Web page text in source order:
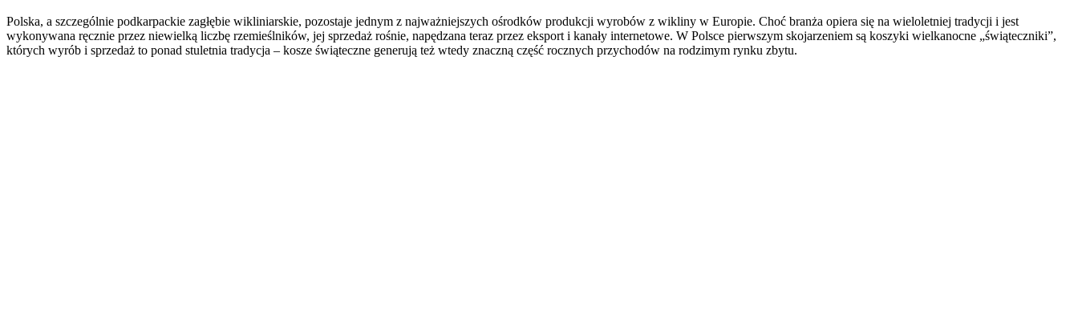
Polska, a szczególnie podkarpackie zagłębie wikliniarskie, pozostaje jednym z najważniejszych ośrodków produkcji wyrobów z wikliny w Europie. Choć branża opiera się na wieloletniej tradycji i jest
wykonywana ręcznie przez niewielką liczbę rzemieślników, jej sprzedaż rośnie, napędzana teraz przez eksport i kanały internetowe. W Polsce pierwszym skojarzeniem są koszyki wielkanocne „świąteczniki”,
których wyrób i sprzedaż to ponad stuletnia tradycja – kosze świąteczne generują też wtedy znaczną część rocznych przychodów na rodzimym rynku zbytu.